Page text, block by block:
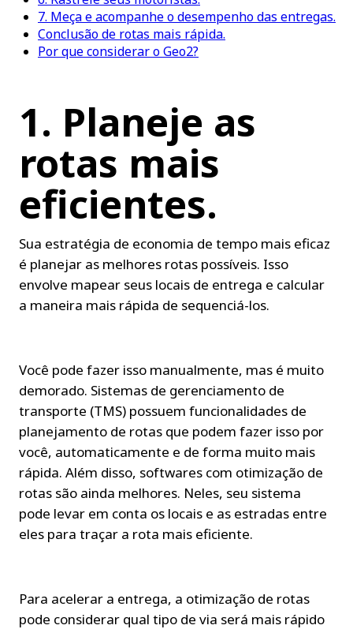
7. Meça e acompanhe o desempenho das entregas.
Conclusão de rotas mais rápida.
Por que considerar o Geo2?
1. Planeje as
rotas mais
eficientes.
Sua estratégia de economia de tempo mais eficaz
é planejar as melhores rotas possíveis. Isso
envolve mapear seus locais de entrega e calcular
a maneira mais rápida de sequenciá-los.
Você pode fazer isso manualmente, mas é muito
demorado. Sistemas de gerenciamento de
transporte (TMS) possuem funcionalidades de
planejamento de rotas que podem fazer isso por
você, automaticamente e de forma muito mais
rápida. Além disso, softwares com otimização de
rotas são ainda melhores. Neles, seu sistema
pode levar em conta os locais e as estradas entre
eles para traçar a rota mais eficiente.
Para acelerar a entrega, a otimização de rotas
pode considerar qual tipo de via será mais rápido